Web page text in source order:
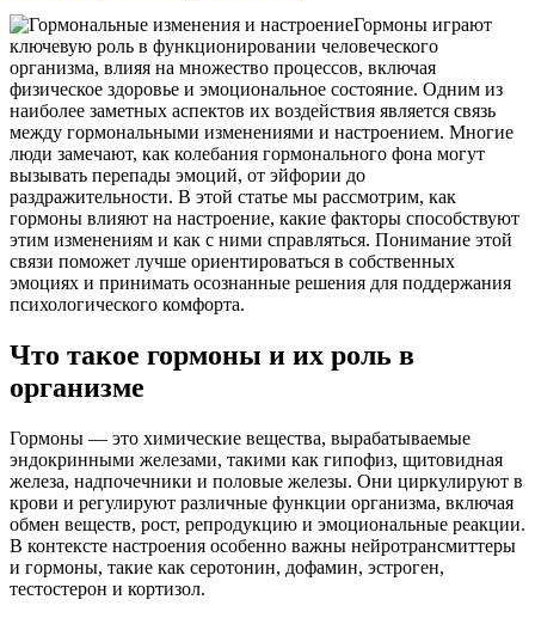
Гормоны играют
ключевую роль в функционировании человеческого
организма, влияя на множество процессов, включая
физическое здоровье и эмоциональное состояние. Одним из
наиболее заметных аспектов их воздействия является связь
между гормональными изменениями и настроением. Многие
люди замечают, как колебания гормонального фона могут
вызывать перепады эмоций, от эйфории до
раздражительности. В этой статье мы рассмотрим, как
гормоны влияют на настроение, какие факторы способствуют
этим изменениям и как с ними справляться. Понимание этой
связи поможет лучше ориентироваться в собственных
эмоциях и принимать осознанные решения для поддержания
психологического комфорта.
Что такое гормоны и их роль в
организме
Гормоны — это химические вещества, вырабатываемые
эндокринными железами, такими как гипофиз, щитовидная
железа, надпочечники и половые железы. Они циркулируют в
крови и регулируют различные функции организма, включая
обмен веществ, рост, репродукцию и эмоциональные реакции.
В контексте настроения особенно важны нейротрансмиттеры
и гормоны, такие как серотонин, дофамин, эстроген,
тестостерон и кортизол.